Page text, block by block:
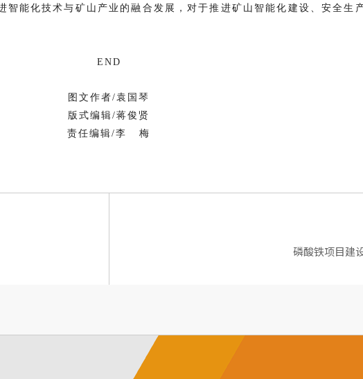
智能化技术与矿山产业的融合发展，对于推进矿山智能化建设、安全生
END
图文作者/袁国琴
版式编辑/蒋俊贤
责任编辑/李 梅
磷酸铁项目建